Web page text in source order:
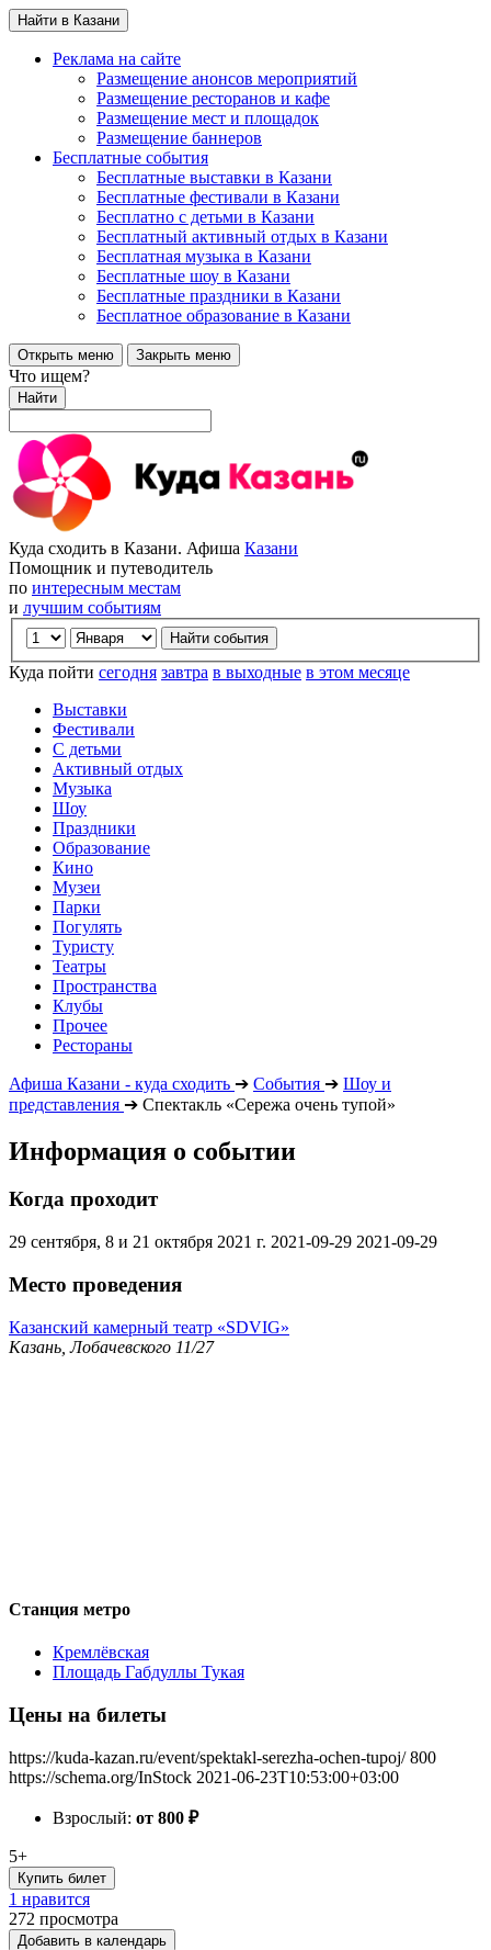
Найти в Казани
Реклама на сайте
Размещение анонсов мероприятий
Размещение ресторанов и кафе
Размещение мест и площадок
Размещение баннеров
Бесплатные события
Бесплатные выставки в Казани
Бесплатные фестивали в Казани
Бесплатно с детьми в Казани
Бесплатный активный отдых в Казани
Бесплатная музыка в Казани
Бесплатные шоу в Казани
Бесплатные праздники в Казани
Бесплатное образование в Казани
Открыть меню Закрыть меню
Что ищем?
Найти
Куда сходить в Казани. Афиша Казани
Помощник и путеводитель
по интересным местам
и лучшим событиям
Куда пойти сегодня завтра в выходные в этом месяце
Выставки
Фестивали
С детьми
Активный отдых
Музыка
Шоу
Праздники
Образование
Кино
Музеи
Парки
Погулять
Туристу
Театры
Пространства
Клубы
Прочее
Рестораны
Афиша Казани - куда сходить ➔ События ➔ Шоу и
представления ➔ Спектакль «Сережа очень тупой»
Информация о событии
Когда проходит
29 сентября, 8 и 21 октября 2021 г. 2021-09-29 2021-09-29
Место проведения
Казанский камерный театр «SDVIG»
Казань, Лобачевского 11/27
Станция метро
Кремлёвская
Площадь Габдуллы Тукая
Цены на билеты
https://kuda-kazan.ru/event/spektakl-serezha-ochen-tupoj/ 800
https://schema.org/InStock 2021-06-23T10:53:00+03:00
Взрослый: от 800 ₽
5+
Купить билет
1 нравится
272 просмотра
Добавить в календарь